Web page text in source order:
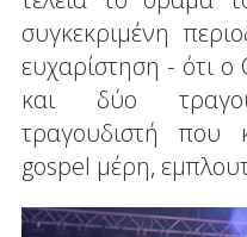
συγκεκριμένη
ευχαρίστηση - ότι ο
και δύο
τραγουδιστή που
gospel μέρη,